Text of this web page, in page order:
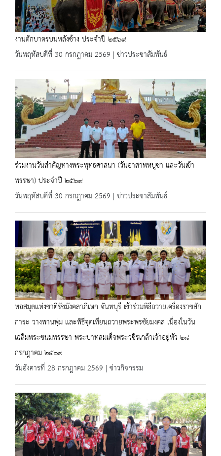
งานตักบาตรบนหลังช้าง ประจำปี ๒๕๖๙
วันพฤหัสบดีที่ 30 กรกฎาคม 2569 | ข่าวประชาสัมพันธ์
ร่วมงานวันสำคัญทางพระพุทธศาสนา (วันอาสาพหบูชา และวันเข้า
พรรษา) ประจำปี ๒๕๖๙
วันพฤหัสบดีที่ 30 กรกฎาคม 2569 | ข่าวประชาสัมพันธ์
หอสมุดแห่งชาติรัชมังคลาภิเษก จันทบุรี เข้าร่วมพิธีถวายเครื่องราชสัก
การะ วางพานพุ่ม และพิธีจุดเทียนถวายพระพรชัยมงคล เนื่องในวัน
เฉลิมพระชนมพรรษา พระบาทสมเด็จพระวชิรเกล้าเจ้าอยู่หัว ๒๘
กรกฎาคม ๒๕๖๙
วันอังคารที่ 28 กรกฎาคม 2569 | ข่าวกิจกรรม